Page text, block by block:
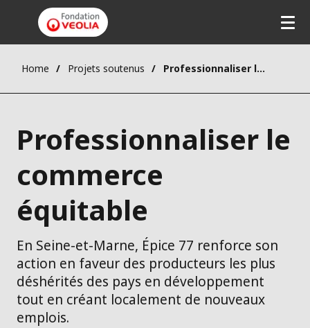
Home Projets soutenus Professionnaliser le commerce équitable
Professionnaliser le
commerce
équitable
En Seine-et-Marne, Épice 77 renforce son
action en faveur des producteurs les plus
déshérités des pays en développement
tout en créant localement de nouveaux
emplois.